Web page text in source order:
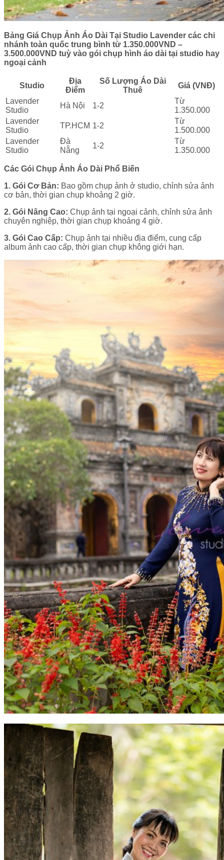
Bảng Giá Chụp Ảnh Áo Dài Tại Studio Lavender các chi
nhánh toàn quốc trung bình từ 1.350.000VND –
3.500.000VND tuỳ vào gói chụp hình áo dài tại studio hay
ngoại cảnh
Studio
Địa
Điểm
Số Lượng Áo Dài
Thuê
Giá (VNĐ)
Lavender
Studio
Hà Nội 1-2
Từ
1.350.000
Lavender
Studio
TP.HCM 1-2
Từ
1.500.000
Lavender
Studio
Đà
Nẵng
1-2
Từ
1.350.000
Các Gói Chụp Ảnh Áo Dài Phổ Biến
1. Gói Cơ Bản: Bao gồm chụp ảnh ở studio, chỉnh sửa ảnh
cơ bản, thời gian chụp khoảng 2 giờ.
2. Gói Nâng Cao: Chụp ảnh tại ngoại cảnh, chỉnh sửa ảnh
chuyên nghiệp, thời gian chụp khoảng 4 giờ.
3. Gói Cao Cấp: Chụp ảnh tại nhiều địa điểm, cung cấp
album ảnh cao cấp, thời gian chụp không giới hạn.